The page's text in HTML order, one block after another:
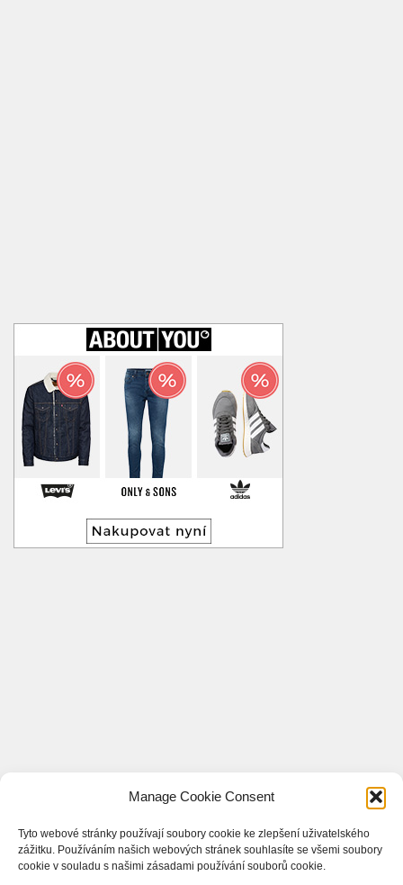
Manage Cookie Consent
Tyto webové stránky používají soubory cookie ke zlepšení uživatelského
zážitku. Používáním našich webových stránek souhlasíte se všemi soubory
cookie v souladu s našimi zásadami používání souborů cookie.